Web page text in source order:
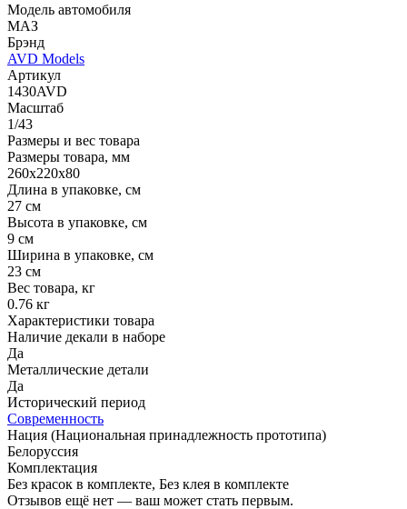
Модель автомобиля
МАЗ
Брэнд
AVD Models
Артикул
1430AVD
Масштаб
1/43
Размеры и вес товара
Размеры товара, мм
260x220x80
Длина в упаковке, см
27 см
Высота в упаковке, см
9 см
Ширина в упаковке, см
23 см
Вес товара, кг
0.76 кг
Характеристики товара
Наличие декали в наборе
Да
Металлические детали
Да
Исторический период
Современность
Нация (Национальная принадлежность прототипа)
Белоруссия
Комплектация
Без красок в комплекте, Без клея в комплекте
Отзывов ещё нет — ваш может стать первым.